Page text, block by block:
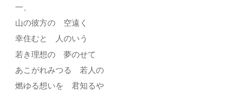
一、
山の彼方の 空遠く
幸住むと 人のいう
若き理想の 夢のせて
あこがれみつる 若人の
燃ゆる想いを 君知るや